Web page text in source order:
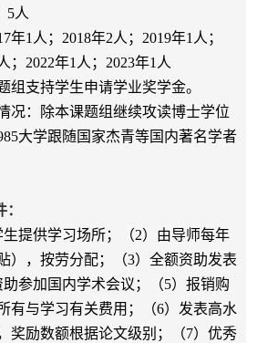
5人
年1人；2018年2人；2019年1人；
；2022年1人；2023年1人
组支持学生申请学业奖学金。
况：除本课题组继续攻读博士学位
大学跟随国家杰青等国内著名学者
生提供学习场所；（2）由导师每年
），按劳分配；（3）全额资助发表
参加国内学术会议；（5）报销购
有与学习有关费用；（6）发表高水
奖励数额根据论文级别；（7）优秀